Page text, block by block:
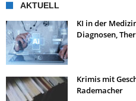
AKTUELL
KI in der
Diagnosen,
Krimis mit
Rademacher